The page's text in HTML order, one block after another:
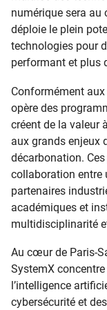
numérique sera au
déploie le plein
technologies pour
performant et plus
Conformément
opère des
créent de la valeur
aux grands enjeux
décarbonation.
collaboration entre
partenaires
académiques et
multidisciplinarité
Au cœur de Paris-
SystemX
l’intelligence
cybersécurité et